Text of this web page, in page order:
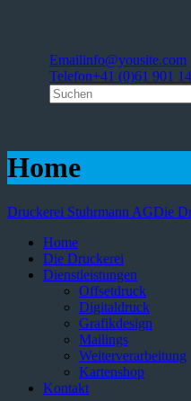
Emailinfo@yousite.com
Telefon+41 (0)61 901
Home
Druckerei Stuhrmann AGDie
Home
Die Druckerei
Dienstleistungen
Offsetdruck
Digitaldruck
Grafikdesign
Mailings
Weiterverarbeitung
Kartenshop
Kontakt